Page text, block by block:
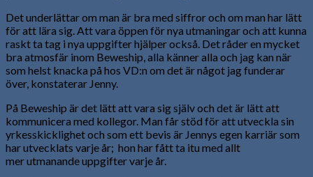
Det underlättar om man är bra med siffror och om man har lätt
för att lära sig. Att vara öppen för nya utmaningar och att kunna
raskt ta tag i nya uppgifter hjälper också. Det råder en mycket
bra atmosfär inom Beweship, alla känner alla och jag kan när
som helst knacka på hos VD:n om det är något jag funderar
över, konstaterar Jenny.
På Beweship är det lätt att vara sig själv och det är lätt att
kommunicera med kollegor. Man får stöd för att utveckla sin
yrkesskicklighet och som ett bevis är Jennys egen karriär som
har utvecklats varje år; hon har fått ta itu med allt
mer utmanande uppgifter varje år.